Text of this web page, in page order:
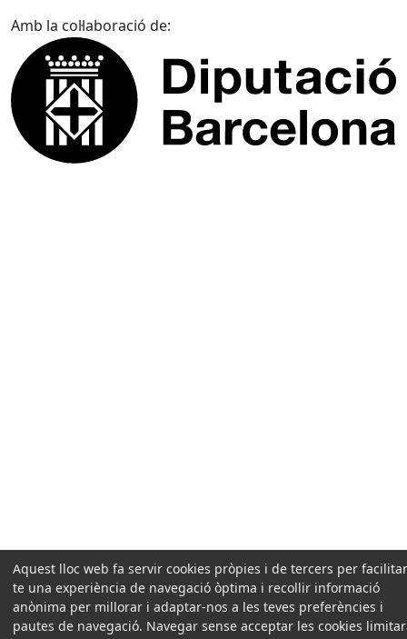
Amb la col·laboració de:
Aquest lloc web fa servir cookies pròpies i de tercers per
te una experiència de navegació òptima i recollir informació
anònima per millorar i adaptar-nos a les teves preferències i
pautes de navegació. Navegar sense acceptar les cookies